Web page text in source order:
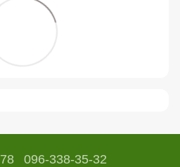
096-338-35-32